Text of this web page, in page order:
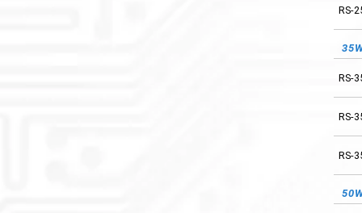
RS-
RS-
RS-
RS-
RS-
RS-
RS-